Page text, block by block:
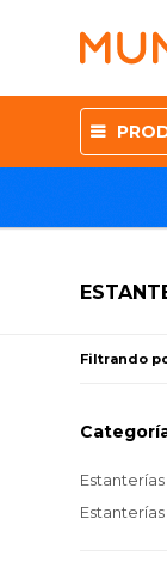
Filtrando